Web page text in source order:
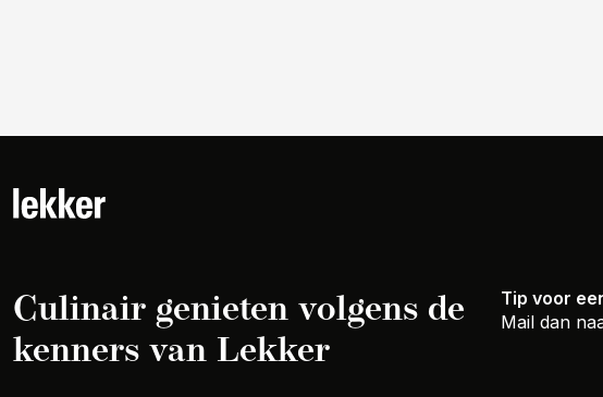
Culinair genieten volgens de
kenners van Lekker
Tip voor
Mail dan